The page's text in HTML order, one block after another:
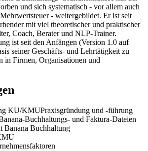
und sich systematisch - vor allem auch
- weitergebildet. Er ist seit
mit viel theoretischer und praktischer
Coach, Berater und NLP-Trainer.
ist seit den Anfängen (Version 1.0 auf
seiner Geschäfts- und Lehrtätigkeit zu
in Firmen, Organisationen und
KU/KMUPraxisgründung und -führung
Buchhaltungs- und Faktura-Dateien
Banana Buchhaltung